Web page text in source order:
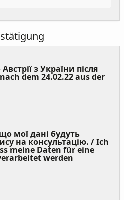
з України після
dem 24.02.22 aus der
мої дані будуть
на консультацію. / Ich
meine Daten für eine
werden